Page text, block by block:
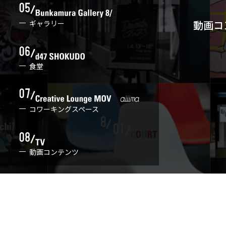
ギャラリー
食堂
コワーキングスペース
動画コンテンツ
動画